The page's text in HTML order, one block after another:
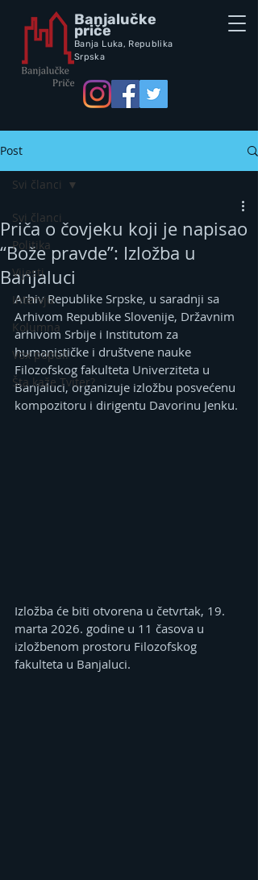
Banjalučke
priče
Banja Luka, Republika
Srpska
Post
Svi članci
Politika
Vijesti
Intervju
Kolumna
Vox populi
Šta kaže Tviter?
Svi članci
Priča o čovjeku koji je napisao
“Bože pravde”: Izložba u
Banjaluci
Arhiv Republike Srpske, u saradnji sa
Arhivom Republike Slovenije, Državnim
arhivom Srbije i Institutom za
humanističke i društvene nauke
Filozofskog fakulteta Univerziteta u
Banjaluci, organizuje izložbu posvećenu
kompozitoru i dirigentu Davorinu Јenku.
Izložba će biti otvorena u četvrtak, 19.
marta 2026. godine u 11 časova u
izložbenom prostoru Filozofskog
fakulteta u Banjaluci.